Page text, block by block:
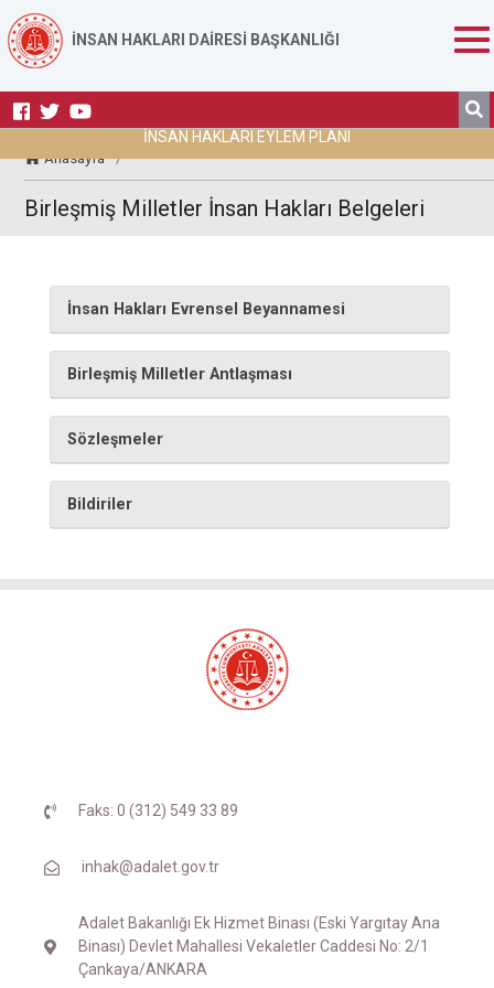
İNSAN HAKLARI DAİRESİ BAŞKANLIĞI
İNSAN HAKLARI EYLEM PLANI
Anasayfa /
Birleşmiş Milletler İnsan Hakları Belgeleri
İnsan Hakları Evrensel Beyannamesi
Birleşmiş Milletler Antlaşması
Sözleşmeler
Bildiriler
Faks: 0 (312) 549 33 89
inhak@adalet.gov.tr
Adalet Bakanlığı Ek Hizmet Binası (Eski Yargıtay Ana
Binası) Devlet Mahallesi Vekaletler Caddesi No: 2/1
Çankaya/ANKARA